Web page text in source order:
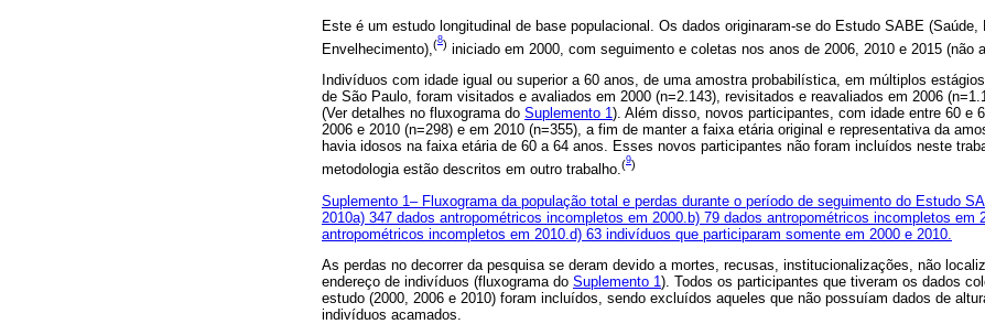
Este é um estudo longitudinal de base populacional. Os dados originaram-se do Estudo SABE (Saúde,
Envelhecimento),(8) iniciado em 2000, com seguimento e coletas nos anos de 2006, 2010 e 2015 (não
Indivíduos com idade igual ou superior a 60 anos, de uma amostra probabilística, em múltiplos
de São Paulo, foram visitados e avaliados em 2000 (n=2.143), revisitados e reavaliados em 2006
(Ver detalhes no fluxograma do Suplemento 1). Além disso, novos participantes, com idade entre 60 e
2006 e 2010 (n=298) e em 2010 (n=355), a fim de manter a faixa etária original e representativa da
havia idosos na faixa etária de 60 a 64 anos. Esses novos participantes não foram incluídos neste
metodologia estão descritos em outro trabalho.(9)
Suplemento 1– Fluxograma da população total e perdas durante o período de seguimento do Estudo
2010a) 347 dados antropométricos incompletos em 2000.b) 79 dados antropométricos incompletos em
antropométricos incompletos em 2010.d) 63 indivíduos que participaram somente em 2000 e 2010.
As perdas no decorrer da pesquisa se deram devido a mortes, recusas, institucionalizações, não
endereço de indivíduos (fluxograma do Suplemento 1 ). Todos os participantes que tiveram os dados
estudo (2000, 2006 e 2010) foram incluídos, sendo excluídos aqueles que não possuíam dados de
indivíduos acamados.